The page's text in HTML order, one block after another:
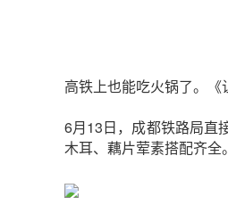
高铁上也能吃火锅了。《
6月13日，成都铁路局直
木耳、藕片荤素搭配齐全。